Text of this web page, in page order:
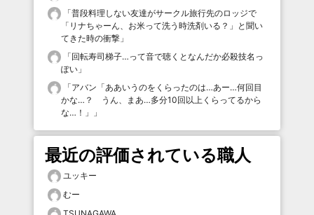
「普段料理しない友達がサークル旅行先のロッジで
「リナちゃーん、お米って洗う時洗剤いる？」と聞い
てきた時の衝撃 」
「回転寿司梯子…って音で聴くとなんだか必殺技名っ
ぽい 」
「アバン「ああいうのをくらったのは…あー…何回目
かな…？ うん、まあ…多分10回以上くらってるから
な…！」
」
最近の評価されている職人
ユッキー
むー